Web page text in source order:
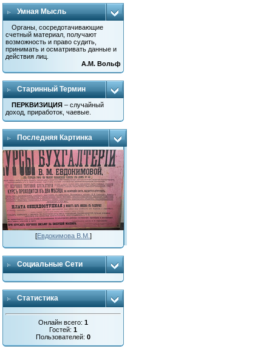
Умная Мысль
Органы, сосредотачивающие
счетный материал, получают
возможность и право судить,
принимать и осматривать данные и
действия лиц.
А.М. Вольф
Старинный Термин
ПЕРКВИЗИЦИЯ – случайный
доход, приработок, чаевые.
Последняя Картинка
[Евдокимова В.М. ]
Социальные Сети
Статистика
Онлайн всего:1
Гостей:1
Пользователей:0